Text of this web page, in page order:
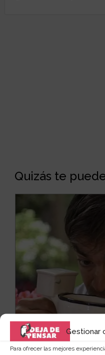
Gestionar
Para ofrecer las mejores
Quizás te